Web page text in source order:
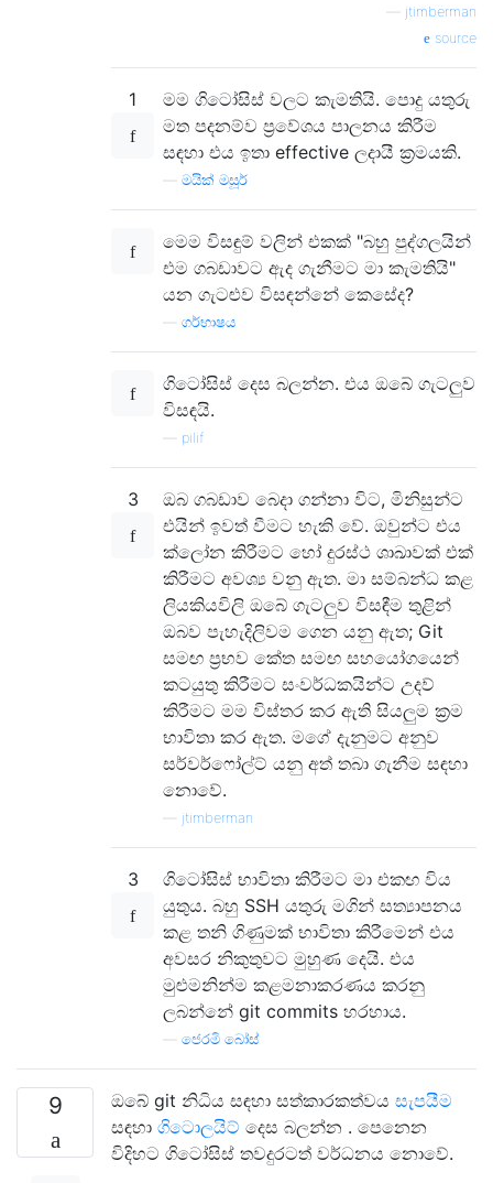
jtimberman
source
1
මම ගිටෝසිස් වලට කැමතියි. පොදු යතුරු
මත පදනම්ව ප්‍රවේශය පාලනය කිරීම
සඳහා එය ඉතා effective ලදායී ක්‍රමයකි.
මයික් මසූර්
මෙම විසඳුම් වලින් එකක් "බහු පුද්ගලයින්
එම ගබඩාවට ඇද ගැනීමට මා කැමතියි"
යන ගැටළුව විසඳන්නේ කෙසේද?
ගර්භාෂය
ගිටෝසිස් දෙස බලන්න. එය ඔබේ ගැටලුව
විසඳයි.
pilif
3
ඔබ ගබඩාව බෙදා ගන්නා විට, මිනිසුන්ට
එයින් ඉවත් වීමට හැකි වේ. ඔවුන්ට එය
ක්ලෝන කිරීමට හෝ දුරස්ථ ශාඛාවක් එක්
කිරීමට අවශ්‍ය වනු ඇත. මා සම්බන්ධ කළ
ලියකියවිලි ඔබේ ගැටලුව විසඳීම තුළින්
ඔබව පැහැදිලිවම ගෙන යනු ඇත; Git
සමඟ ප්‍රභව කේත සමඟ සහයෝගයෙන්
කටයුතු කිරීමට සංවර්ධකයින්ට උදව්
කිරීමට මම විස්තර කර ඇති සියලුම ක්‍රම
භාවිතා කර ඇත. මගේ දැනුමට අනුව
සර්වර්ෆෝල්ට් යනු අත් තබා ගැනීම සඳහා
නොවේ.
jtimberman
3
ගිටෝසිස් භාවිතා කිරීමට මා එකඟ විය
යුතුය. බහු SSH යතුරු මගින් සත්‍යාපනය
කළ තනි ගිණුමක් භාවිතා කිරීමෙන් එය
අවසර නිකුතුවට මුහුණ දෙයි. එය
මුළුමනින්ම කළමනාකරණය කරනු
ලබන්නේ git commits හරහාය.
ජෙරමි බෝස්
9 ඔබේ git නිධිය සඳහා සත්කාරකත්වය සැපයීම
සඳහා ගිටොලයිට් දෙස බලන්න . පෙනෙන
විදිහට ගිටෝසිස් තවදුරටත් වර්ධනය නොවේ.